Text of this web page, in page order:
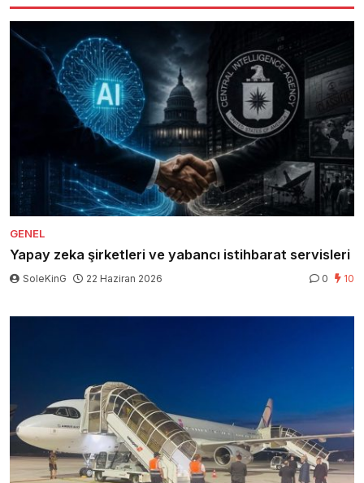
GENEL
Yapay zeka şirketleri ve yabancı istihbarat servisleri
SoleKinG 22 Haziran 2026 0 10